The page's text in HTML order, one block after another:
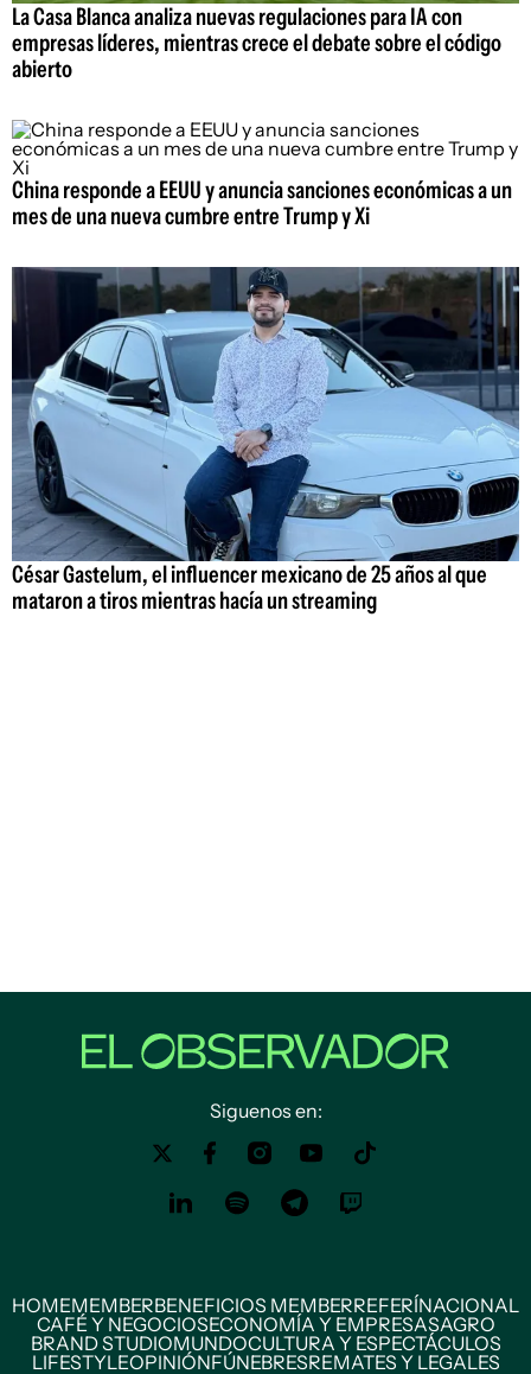
La Casa Blanca analiza nuevas regulaciones para IA con
empresas líderes, mientras crece el debate sobre el código
abierto
China responde a EEUU y anuncia sanciones económicas a un
mes de una nueva cumbre entre Trump y Xi
César Gastelum, el influencer mexicano de 25 años al que
mataron a tiros mientras hacía un streaming
Siguenos en:
HOMEMEMBERBENEFICIOS MEMBERREFERÍNACIONAL
CAFÉ Y NEGOCIOSECONOMÍA Y EMPRESASAGRO
BRAND STUDIOMUNDOCULTURA Y ESPECTÁCULOS
LIFESTYLEOPINIÓNFÚNEBRESREMATES Y LEGALES